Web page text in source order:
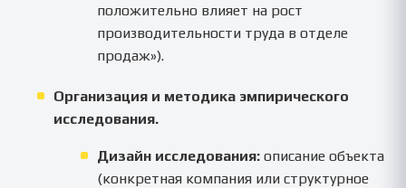
положительно влияет на рост
производительности труда в отделе
продаж»).
Организация и методика эмпирического
исследования.
Дизайн исследования: описание объекта
(конкретная компания или структурное